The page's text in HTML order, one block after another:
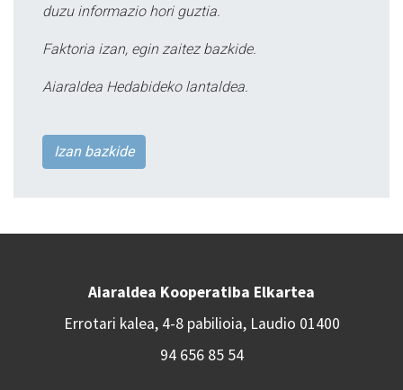
duzu informazio hori guztia.
Faktoria izan, egin zaitez bazkide.
Aiaraldea Hedabideko lantaldea.
Izan bazkide
Aiaraldea Kooperatiba Elkartea
Errotari kalea, 4-8 pabilioia, Laudio 01400
94 656 85 54